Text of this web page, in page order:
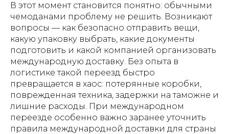
В этот момент становится понятно: обычными
чемоданами проблему не решить. Возникают
вопросы — как безопасно отправить вещи,
какую упаковку выбрать, какие документы
подготовить и какой компанией организовать
международную доставку. Без опыта в
логистике такой переезд быстро
превращается в хаос: потерянные коробки,
поврежденная техника, задержки на таможне и
лишние расходы. При международном
переезде особенно важно заранее уточнить
правила международной доставки для страны